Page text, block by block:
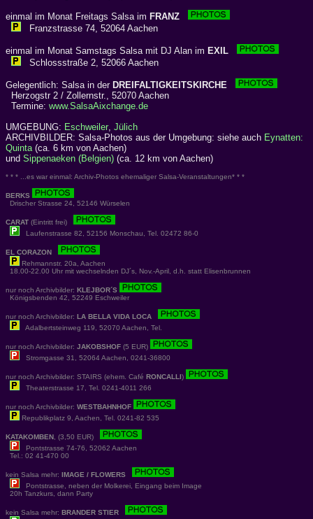
einmal im Monat Freitags Salsa im FRANZ
Franzstrasse 74, 52064 Aachen
einmal im Monat Samstags Salsa mit DJ Alan im EXIL
Schlossstraße 2, 52066 Aachen
Gelegentlich: Salsa in der DREIFALTIGKEITSKIRCHE
Herzogstr 2 / Zollernstr., 52070 Aachen
Termine: www.SalsaAixchange.de
UMGEBUNG: Eschweiler, Jülich
ARCHIVBILDER: Salsa-Photos aus der Umgebung: siehe auch Eynatten:
Quinta(ca. 6 km von Aachen)
und Sippenaeken (Belgien) (ca. 12 km von Aachen)
* * * ...es war einmal: Archiv-Photos ehemaliger Salsa-Veranstaltungen* * *
BERKS
Drischer Strasse 24, 52146 Würselen
CARAT (Eintritt frei)
Laufenstrasse 82, 52156 Monschau, Tel. 02472 86-0
EL CORAZON
Rehmannstr. 20a, Aachen
18.00-22.00 Uhr mit wechselnden DJ´s, Nov.-April, d.h. statt Elisenbrunnen
nur noch Archivbilder: KLEJBOR´S
Königsbenden 42, 52249 Eschweiler
nur noch Archivbilder: LA BELLA VIDA LOCA
Adalbertsteinweg 119, 52070 Aachen, Tel.
nur noch Archivbilder: JAKOBSHOF (5 EUR)
Stromgasse 31, 52064 Aachen, 0241-36800
nur noch Archivbilder: STAIRS (ehem. Café RONCALLI)
Theaterstrasse 17, Tel. 0241-4011 266
nur noch Archivbilder: WESTBAHNHOF
Republikplatz 9, Aachen, Tel. 0241-82 535
KATAKOMBEN , (3,50 EUR)
Pontstrasse 74-76, 52062 Aachen
Tel.: 02 41-470 00
kein Salsa mehr: IMAGE / FLOWERS
Pontstrasse, neben der Molkerei, Eingang beim Image
20h Tanzkurs, dann Party
kein Salsa mehr: BRANDER STIER